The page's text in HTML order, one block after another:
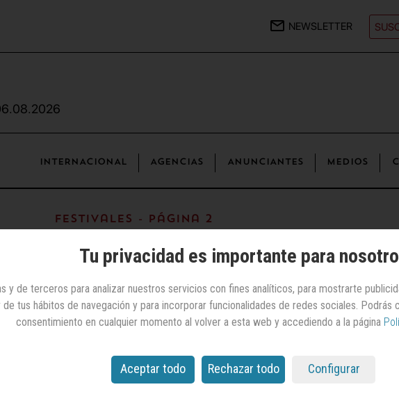
NEWSLETTER
INTERNACIONAL AGENCIAS ANUNCIANTES MEDIOS
Festivales - Página 2
Tu privacidad es importante para
y de terceros para analizar nuestros servicios con fines analíticos, para mostrarte
tus hábitos de navegación y para incorporar funcionalidades de redes sociales.
consentimiento en cualquier momento al volver a esta web y accediendo a la página
Aceptar todo Rechazar todo Configurar